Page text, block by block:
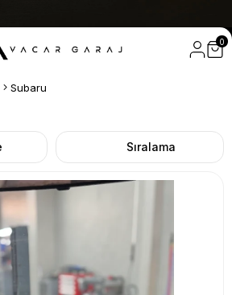
0
Subaru
Sıralama